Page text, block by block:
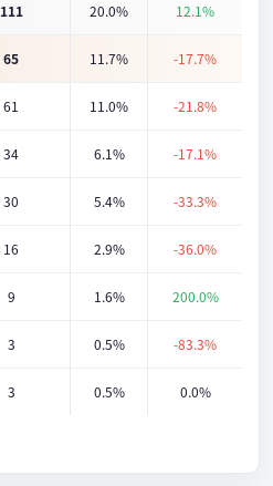
111 20.0% 12.1%
65 11.7% -17.7%
61 11.0% -21.8%
34 6.1% -17.1%
30 5.4% -33.3%
16 2.9% -36.0%
9 1.6% 200.0%
3 0.5% -83.3%
3 0.5% 0.0%